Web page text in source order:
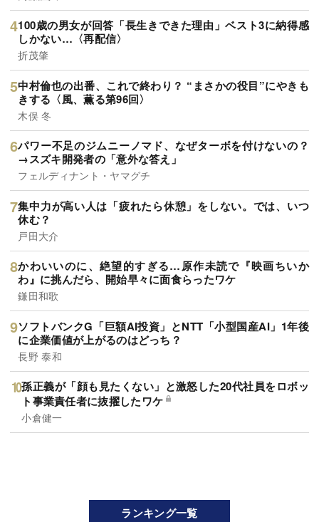
100歳の男女が回答「長生きできた理由」ベスト3に納得感
しかない…〈再配信〉
折茂肇
中村倫也の出番、これで終わり？ “まさかの役目”にやきも
きする〈風、薫る第96回〉
木俣 冬
パワー不足のジムニーノマド、なぜターボを付けないの？
→スズキ開発者の「意外な答え」
フェルディナント・ヤマグチ
集中力が高い人は「疲れたら休憩」をしない。では、いつ
休む？
戸田大介
かわいいのに、絶望的すぎる…原作未読で『映画ちいか
わ』に挑んだら、開始早々に面食らったワケ
鎌田和歌
ソフトバンクG「巨額AI投資」とNTT「小型国産AI」1年後
に企業価値が上がるのはどっち？
長野 泰和
孫正義が「顔も見たくない」と激怒した20代社員をロボッ
ト事業責任者に抜擢したワケ
小倉健一
ランキング一覧